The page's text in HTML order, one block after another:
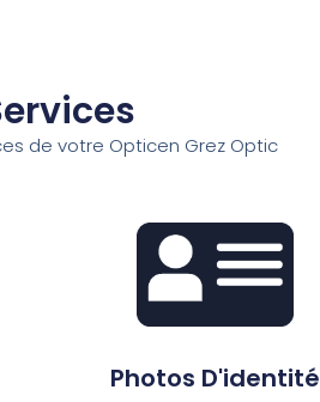
de votre Opticen Grez Optic
Photos D'identité